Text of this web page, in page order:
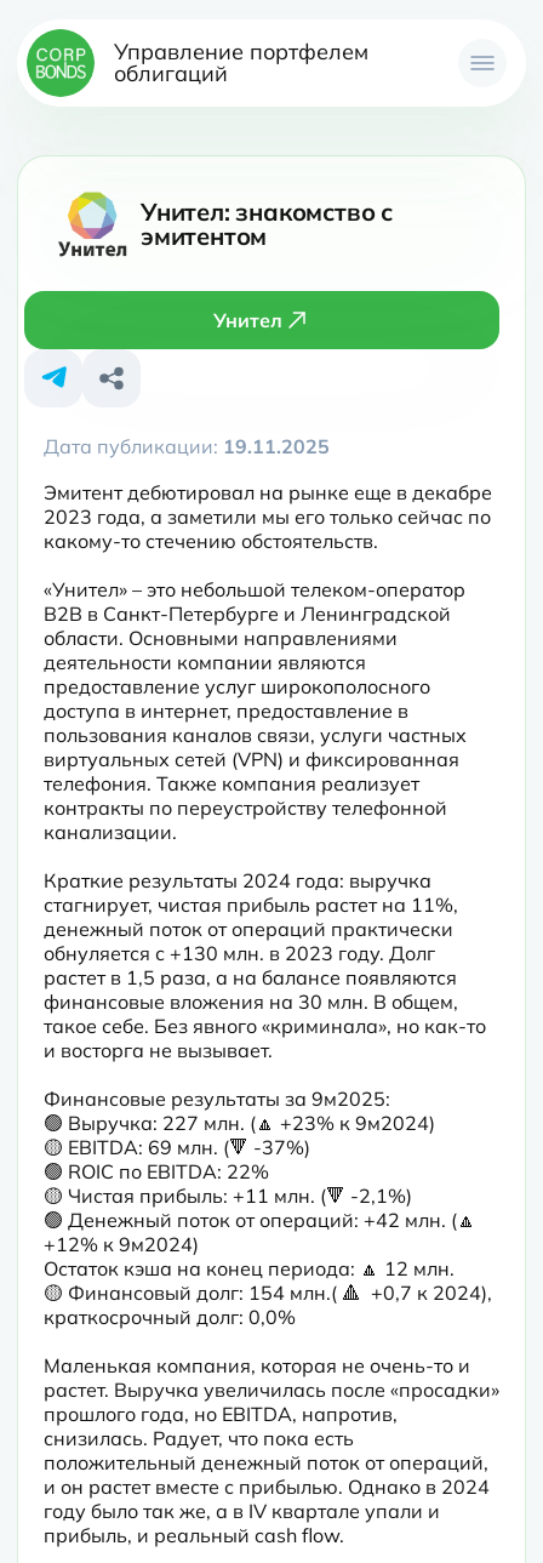
Управление портфелем
облигаций
Унител: знакомство с
эмитентом
Унител
Дата публикации: 19.11.2025
Эмитент дебютировал на рынке еще в декабре
2023 года, а заметили мы его только сейчас по
какому-то стечению обстоятельств.
«Унител» – это небольшой телеком-оператор
B2B в Санкт-Петербурге и Ленинградской
области. Основными направлениями
деятельности компании являются
предоставление услуг широкополосного
доступа в интернет, предоставление в
пользования каналов связи, услуги частных
виртуальных сетей (VPN) и фиксированная
телефония. Также компания реализует
контракты по переустройству телефонной
канализации.
Краткие результаты 2024 года: выручка
стагнирует, чистая прибыль растет на 11%,
денежный поток от операций практически
обнуляется с +130 млн. в 2023 году. Долг
растет в 1,5 раза, а на балансе появляются
финансовые вложения на 30 млн. В общем,
такое себе. Без явного «криминала», но как-то
и восторга не вызывает.
Финансовые результаты за 9м2025:
🟢 Выручка: 227 млн. (🔼 +23% к 9м2024)
🟡 EBITDA: 69 млн. (🔻 -37%)
🟢 ROIC по EBITDA: 22%
🟡 Чистая прибыль: +11 млн. (🔻 -2,1%)
🟢 Денежный поток от операций: +42 млн. (🔼
+12% к 9м2024)
Остаток кэша на конец периода: 🔼 12 млн.
🟡 Финансовый долг: 154 млн.( 🔺  +0,7 к 2024),
краткосрочный долг: 0,0%
Маленькая компания, которая не очень-то и
растет. Выручка увеличилась после «просадки»
прошлого года, но EBITDA, напротив,
снизилась. Радует, что пока есть
положительный денежный поток от операций,
и он растет вместе с прибылью. Однако в 2024
году было так же, а в IV квартале упали и
прибыль, и реальный cash flow.